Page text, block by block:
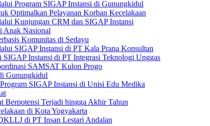
Program SIGAP Instansi di Gunungkidul
Optimalkan Pelayanan Korban Kecelakaan
Kunjungan CRM dan SIGAP Instansi
Anak Nasional
Komunitas di Sedayu
SIGAP Instansi di PT Kala Prana Konsultan
Instansi di PT Integrasi Teknologi Unggas
SAMSAT Kulon Progo
Gunungkidul
SIGAP Instansi di Unisi Edu Medika
Terjadi hingga Akhir Tahun
di Kota Yogyakarta
di PT Insan Lestari Andalan